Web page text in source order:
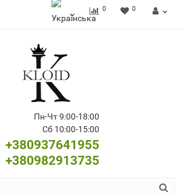
0 0
Пн-Чт 9:00-18:00
Сб 10:00-15:00
+380937641955
+380982913735